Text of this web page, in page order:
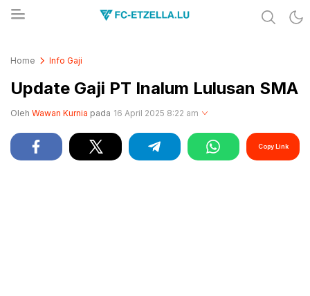
Home Info Gaji
Update Gaji PT Inalum Lulusan SMA
Oleh Wawan Kurnia pada 16 April 2025 8:22 am
Copy Link